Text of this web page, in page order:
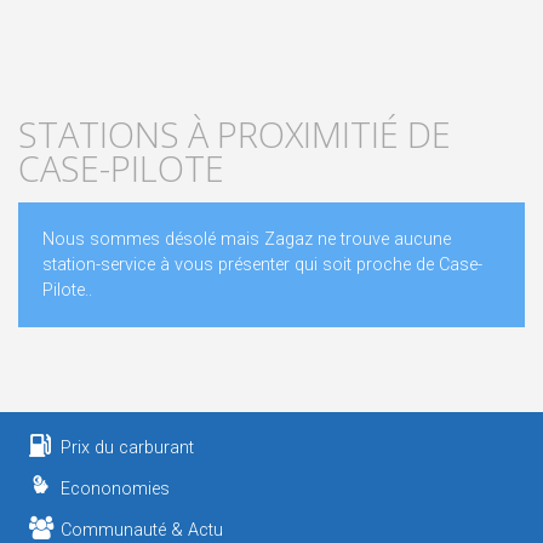
STATIONS À PROXIMITIÉ DE
CASE-PILOTE
Nous sommes désolé mais Zagaz ne trouve aucune
station-service à vous présenter qui soit proche de Case-
Pilote..
Prix du carburant
Econonomies
Communauté & Actu